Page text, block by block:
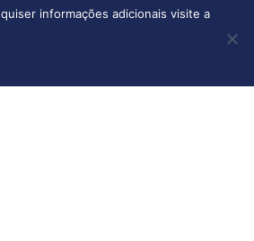
informações adicionais visite a